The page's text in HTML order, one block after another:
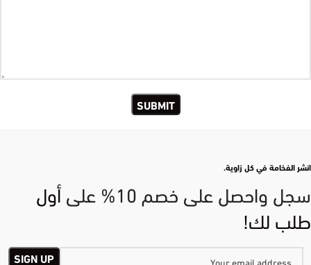
انشر الفخامة في كل زاوية.
سجل واحصل على خصم 10% على
أول
طلب لك!